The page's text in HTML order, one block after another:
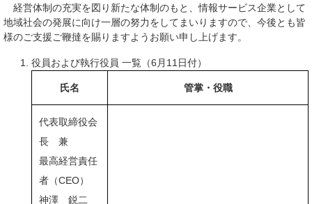
経営体制の充実を図り新たな体制のもと、情報サービス企業として
地域社会の発展に向け一層の努力をしてまいりますので、今後とも皆
様のご支援ご鞭撻を賜りますようお願い申し上げます。
役員および執行役員 一覧（6月11日付）
氏名 管掌・役職
代表取締役会
長 兼
最高経営責任
者（CEO）
神澤 鋭二